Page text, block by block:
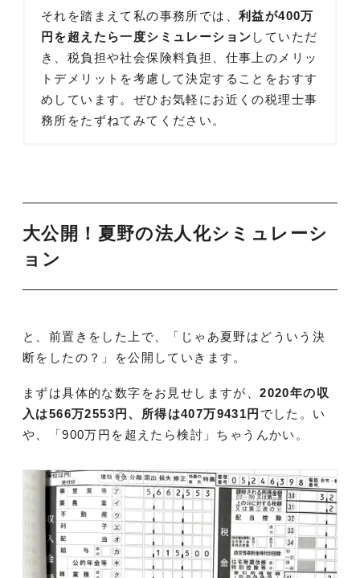
それを踏まえて私の事務所では、 利益が400万
円を超えたら一度シミュレーション していただ
き、税負担や社会保険料負担、仕事上のメリッ
トデメリットを考慮して決定することをおすす
めしています。ぜひお気軽にお近くの税理士事
務所をたずねてみてください。
大公開！夏野の法人化シミュレーシ
ョン
と、前置きをした上で、「じゃあ夏野はどういう決
断をしたの？」を公開していきます。
まずは具体的な数字をお見せしますが、2020年の収
入は566万2553円、所得は407万9431円 でした。い
や、「900万円を超えたら検討」ちゃうんかい。